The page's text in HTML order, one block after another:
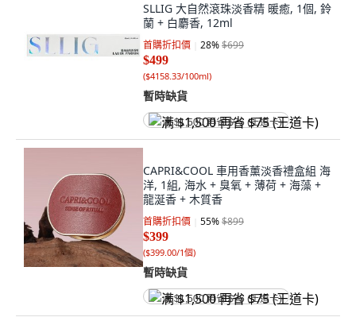
SLLIG 大自然滾珠淡香精 暖癒, 1個, 鈴
蘭 + 白麝香, 12ml
首購折扣價 28%$699
$499
($4158.33/100ml)
暫時缺貨
满 $1,500 再省 $75 (王道卡)
CAPRI&COOL 車用香薰淡香禮盒組 海
洋, 1組, 海水 + 臭氧 + 薄荷 + 海藻 +
龍涎香 + 木質香
首購折扣價 55%$899
$399
($399.00/1個)
暫時缺貨
满 $1,500 再省 $75 (王道卡)